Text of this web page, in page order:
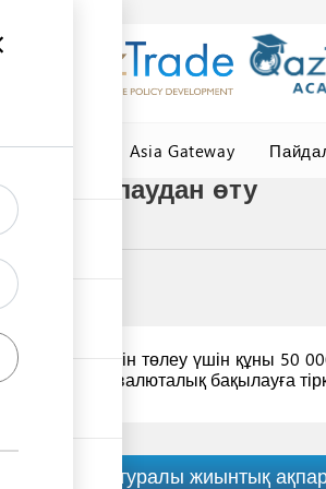
Central Asia Gateway
бақылаудан өту
төлемдерін төлеу үшін құны 50
филиалында валюталық бақылауға
Рәсім туралы жиынтық